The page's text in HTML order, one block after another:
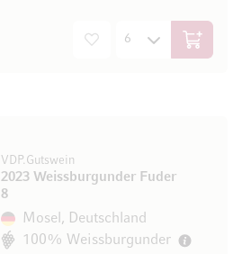
In den
VDP.Gutswein
2023 Weissburgunder Fuder
8
Mosel, Deutschland
100% Weissburgunder